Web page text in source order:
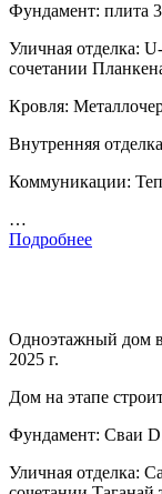
Фундамент: плита
Уличная отделка:
сочетании
Кровля:
Внутренняя
Коммуникации:
…
Подробнее
Одноэтажный дом
2025 г.
Дом на этапе
Фундамент: Сваи
Уличная отделка: